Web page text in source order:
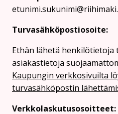
Turvasähköpostiosoite:
Ethän lähetä henkilötietoja
asiakastietoja
Kaupungin verkkosivuilta
turvasähköpostin
Verkkolaskutusosoitteet: